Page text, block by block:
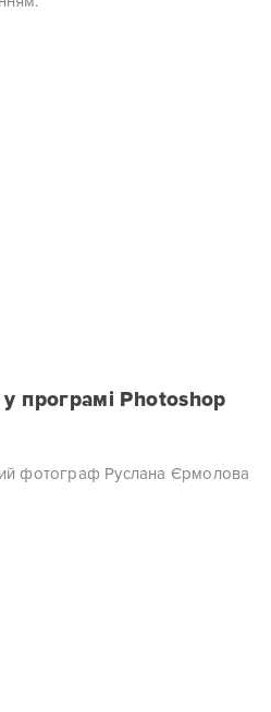
програмі Photoshop
фотограф Руслана Єрмолова